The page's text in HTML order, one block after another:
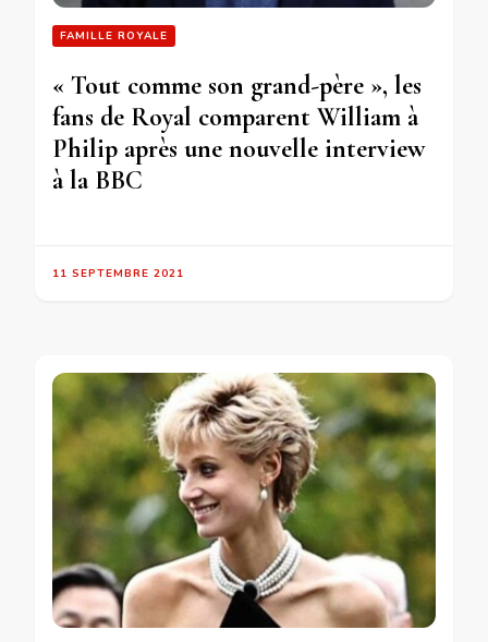
FAMILLE ROYALE
« Tout comme son grand-père », les
fans de Royal comparent William à
Philip après une nouvelle interview
à la BBC
11 SEPTEMBRE 2021